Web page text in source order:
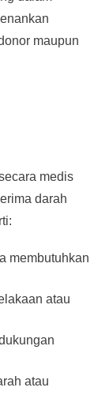
maupun
medis
darah
membutuhkan
atau
atau